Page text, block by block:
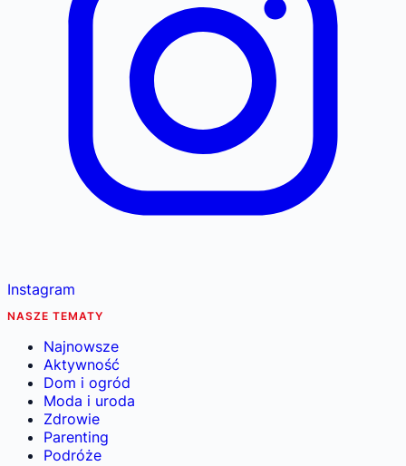
Instagram
NASZE TEMATY
Najnowsze
Aktywność
Dom i ogród
Moda i uroda
Zdrowie
Parenting
Podróże